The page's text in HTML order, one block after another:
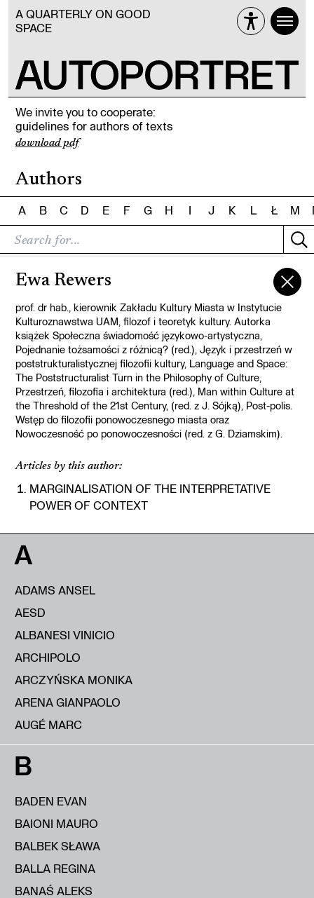
A QUARTERLY ON GOOD
SPACE
We invite you to cooperate:
guidelines for authors of texts
download pdf
Authors
A B C D E F G H I J K L Ł M
Ewa Rewers
prof. dr hab., kierownik Zakładu Kultury Miasta w Instytucie
Kulturoznawstwa UAM, filozof i teoretyk kultury. Autorka
książek Społeczna świadomość językowo-artystyczna,
Pojednanie tożsamości z różnicą? (red.), Język i przestrzeń w
poststrukturalistycznej filozofii kultury, Language and Space:
The Poststructuralist Turn in the Philosophy of Culture,
Przestrzeń, filozofia i architektura (red.), Man within Culture at
the Threshold of the 21st Century, (red. z J. Sójką), Post-polis.
Wstęp do filozofii ponowoczesnego miasta oraz
Nowoczesność po ponowoczesności (red. z G. Dziamskim).
Articles by this author:
MARGINALISATION OF THE INTERPRETATIVE
POWER OF CONTEXT
A
ADAMS ANSEL
AESD
ALBANESI VINICIO
ARCHIPOLO
ARCZYŃSKA MONIKA
ARENA GIANPAOLO
AUGÉ MARC
B
BADEN EVAN
BAIONI MAURO
BALBEK SŁAWA
BALLA REGINA
BANAŚ ALEKS